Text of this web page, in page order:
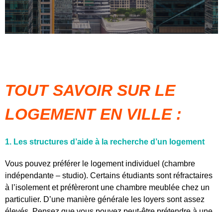
TOUT SAVOIR SUR LE
LOGEMENT EN VILLE :
1. Les structures d’aide à la recherche d’un logement
Vous pouvez préférer le logement individuel (chambre
indépendante – studio). Certains étudiants sont réfractaires
à l’isolement et préfèreront une chambre meublée chez un
particulier. D’une manière générale les loyers sont assez